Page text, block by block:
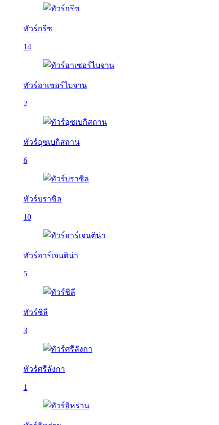
ทัวร์กรีซ
14
ทัวร์อาเซอร์ไบจาน
2
ทัวร์อุซเบกิสถาน
6
ทัวร์บราซิล
10
ทัวร์อาร์เจนติน่า
5
ทัวร์ชิลี
3
ทัวร์ศรีลังกา
1